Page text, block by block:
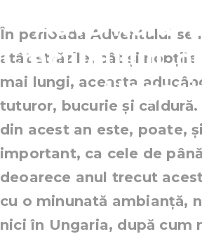
Adventului
Crăciunului),
În perioada Adventului se
atât străzile, cât și nopțile
mai lungi, aceasta
tuturor, bucurie și
din acest an este, poate,
important, ca cele de
deoarece anul trecut
cu o minunată ambianță,
nici în Ungaria, după cum